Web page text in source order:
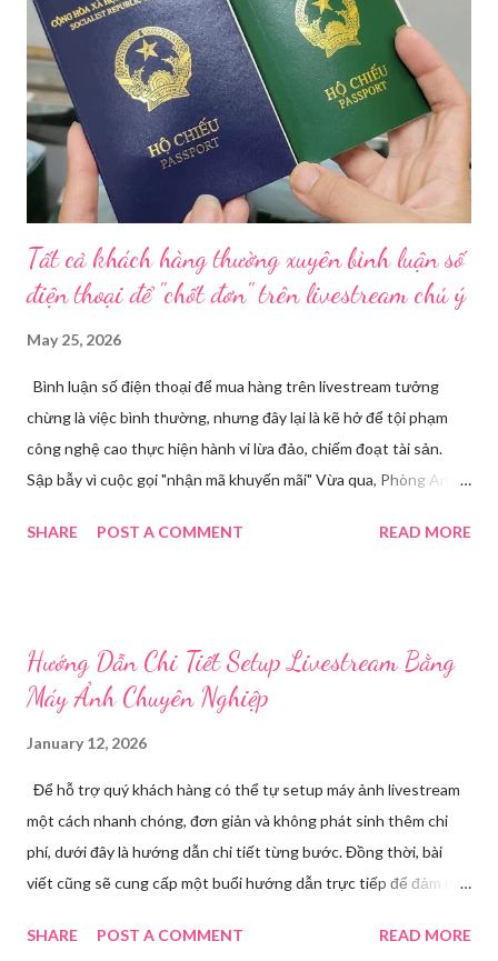
phương tăng cường kiểm tra, giám sát. Đợt này, Phòng Nghiệp
vụ Dược sẽ tham mưu Giám đốc Sở Y tế thành lập Tổ công tác
về mỹ phẩm. Cơ quan Cảnh sát điều tra Công an TP HCM vừa
triệt phá đường dây sản xuất, buôn bán mỹ phẩm giả quy mô
lớn, hoạt động tinh vi ngay giữa khu dân cư ở phường Tân Tạo.
Bên cạnh đó, Sở Y tế sẽ công khai danh ...
Tất cả khách hàng thường xuyên bình luận số
điện thoại để "chốt đơn" trên livestream chú ý
May 25, 2026
Bình luận số điện thoại để mua hàng trên livestream tưởng
chừng là việc bình thường, nhưng đây lại là kẽ hở để tội phạm
công nghệ cao thực hiện hành vi lừa đảo, chiếm đoạt tài sản.
Sập bẫy vì cuộc gọi "nhận mã khuyến mãi" Vừa qua, Phòng An
Công an tỉnh Bắc Ninh đã tiếp nhận đơn trình báo của chị
cá nhân tại phần bình luận, để đặt hàng. Chỉ một thời gian ngắn
sau, chị nhận được cuộc gọi từ một người tự xưng là chủ shop,
mới nhất Để "xác nhận phần quà", đối tượng yêu cầu chị T cung
cấp mã OTP vừa được gửi về điện thoại của chị. Do đang vui
mừng vì trúng thưởng và bị đối tượng thúc giục mã chỉ có hiệu
lực tron...
SHARE POST A COMMENT READ MORE
Hướng Dẫn Chi Tiết Setup Livestream Bằng
Máy Ảnh Chuyên Nghiệp
January 12, 2026
Để hỗ trợ quý khách hàng có thể tự setup máy ảnh livestream
một cách nhanh chóng, đơn giản và không phát sinh thêm chi
phí, dưới đây là hướng dẫn chi tiết từng bước. Đồng thời, bài
viết cũng sẽ cung cấp một buổi hướng dẫn trực tiếp để đảm bảo
Bị Các Thiết Bị Cần Thiết Khi Livestream Bằng Máy Ảnh
SHARE POST A COMMENT READ MORE